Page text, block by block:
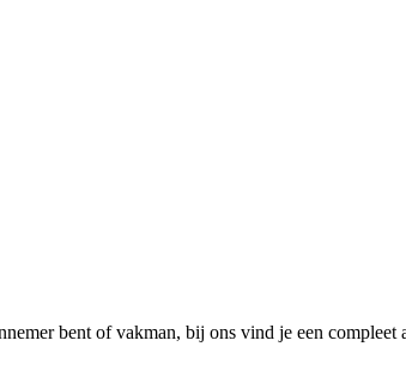
bent of vakman, bij ons vind je een